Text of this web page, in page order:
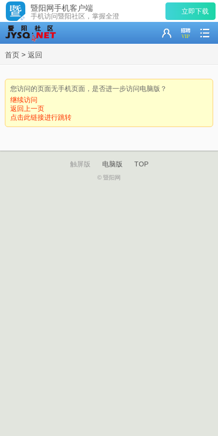
暨阳网手机客户端
手机访问暨阳社区，掌握全澄
立即下载
首页 > 返回
您访问的页面无手机页面，是否进一步访问电脑版？
继续访问
返回上一页
点击此链接进行跳转
触屏版 电脑版 TOP
© 暨阳网